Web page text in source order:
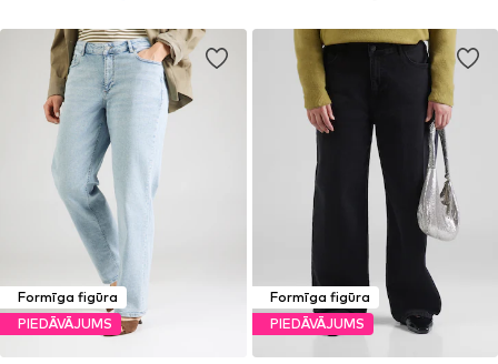
Formīga figūra
PIEDĀVĀJUMS
Formīga figūra
PIEDĀVĀJUMS